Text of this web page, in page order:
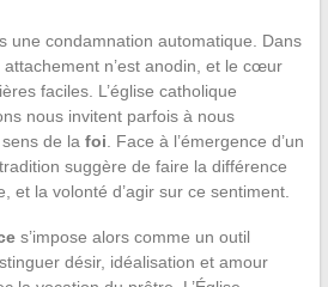
une condamnation automatique. Dans
attachement n’est anodin, et le cœur
faciles. L’église catholique
nous invitent parfois à nous
de la foi . Face à l’émergence d’un
suggère de faire la différence
et la volonté d’agir sur ce sentiment.
s’impose alors comme un outil
désir, idéalisation et amour